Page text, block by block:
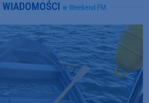
WIADOMOŚCI w Weekend FM